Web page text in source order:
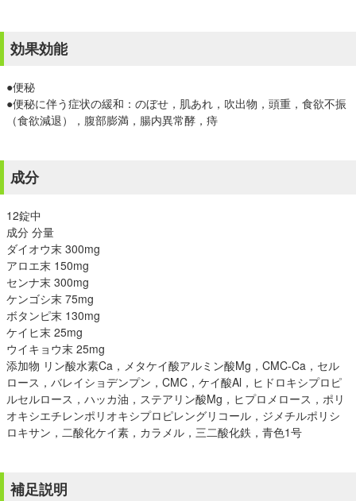
効果効能
●便秘
●便秘に伴う症状の緩和：のぼせ，肌あれ，吹出物，頭重，食欲不振
（食欲減退），腹部膨満，腸内異常酵，痔
成分
12錠中
成分 分量
ダイオウ末 300mg
アロエ末 150mg
センナ末 300mg
ケンゴシ末 75mg
ボタンピ末 130mg
ケイヒ末 25mg
ウイキョウ末 25mg
添加物 リン酸水素Ca，メタケイ酸アルミン酸Mg，CMC-Ca，セル
ロース，バレイショデンプン，CMC，ケイ酸Al，ヒドロキシプロピ
ルセルロース，ハッカ油，ステアリン酸Mg，ヒプロメロース，ポリ
オキシエチレンポリオキシプロピレングリコール，ジメチルポリシ
ロキサン，二酸化ケイ素，カラメル，三二酸化鉄，青色1号
補足説明